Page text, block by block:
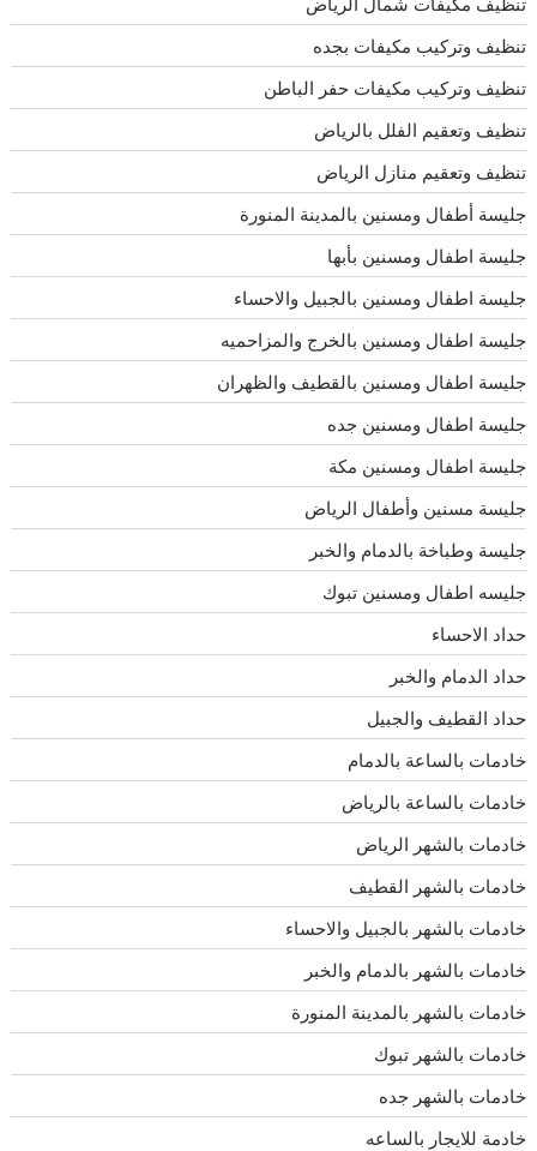
تنظيف وتركيب مكيفات بجده
تنظيف وتركيب مكيفات حفر الباطن
تنظيف وتعقيم الفلل بالرياض
تنظيف وتعقيم منازل الرياض
جليسة أطفال ومسنين بالمدينة المنورة
جليسة اطفال ومسنين بأبها
جليسة اطفال ومسنين بالجبيل والاحساء
جليسة اطفال ومسنين بالخرج والمزاحميه
جليسة اطفال ومسنين بالقطيف والظهران
جليسة اطفال ومسنين جده
جليسة اطفال ومسنين مكة
جليسة مسنين وأطفال الرياض
جليسة وطباخة بالدمام والخبر
جليسه اطفال ومسنين تبوك
حداد الاحساء
حداد الدمام والخبر
حداد القطيف والجبيل
خادمات بالساعة بالدمام
خادمات بالساعة بالرياض
خادمات بالشهر الرياض
خادمات بالشهر القطيف
خادمات بالشهر بالجبيل والاحساء
خادمات بالشهر بالدمام والخبر
خادمات بالشهر بالمدينة المنورة
خادمات بالشهر تبوك
خادمات بالشهر جده
خادمة للايجار بالساعه